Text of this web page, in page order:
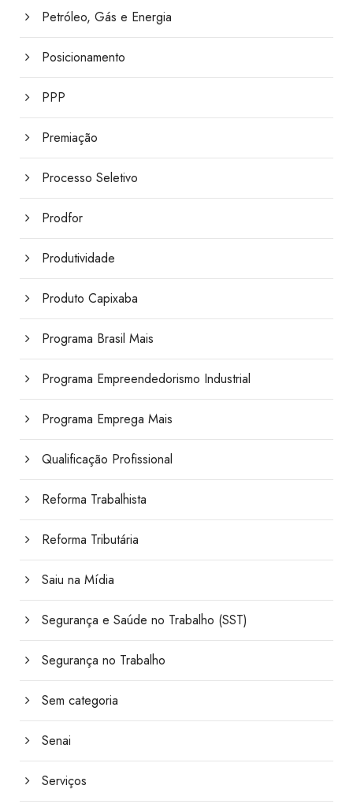
Petróleo, Gás e Energia
Posicionamento
PPP
Premiação
Processo Seletivo
Prodfor
Produtividade
Produto Capixaba
Programa Brasil Mais
Programa Empreendedorismo Industrial
Programa Emprega Mais
Qualificação Profissional
Reforma Trabalhista
Reforma Tributária
Saiu na Mídia
Segurança e Saúde no Trabalho (SST)
Segurança no Trabalho
Sem categoria
Senai
Serviços